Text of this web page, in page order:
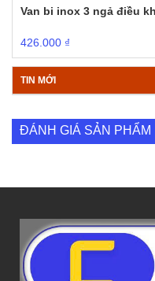
Van bi inox 3 ngả điều
426.000 ₫
TIN MỚI
ĐÁNH GIÁ SẢN PHẨM